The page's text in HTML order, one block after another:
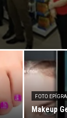
FOTO
Makeup